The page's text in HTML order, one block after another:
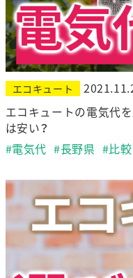
エコキュート
エコキュートの電気代を
は安い？
#電気代 #長野県 #比較